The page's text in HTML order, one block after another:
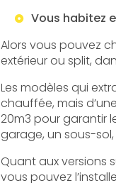
Vous habitez
Alors vous pouvez
extérieur ou split,
Les modèles qui
chauffée, mais
20m3 pour garantir
garage, un sous-sol,
Quant aux versions
vous pouvez